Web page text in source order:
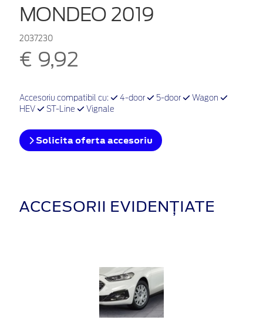
MONDEO 2019
2037230
€ 9,92
Accesoriu compatibil cu: 4-door 5-door
Wagon
HEV
ST-Line Vignale
Solicita oferta accesoriu
ACCESORII EVIDENȚIATE